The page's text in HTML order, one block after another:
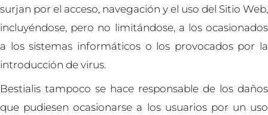
surjan por el acceso, navegación y el uso del Sitio Web,
incluyéndose, pero no limitándose, a los ocasionados
a los sistemas informáticos o los provocados por la
introducción de virus.
Bestialis tampoco se hace responsable de los daños
que pudiesen ocasionarse a los usuarios por un uso